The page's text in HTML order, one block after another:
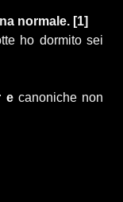
normale. [1]
ho dormito sei
ecanoniche non